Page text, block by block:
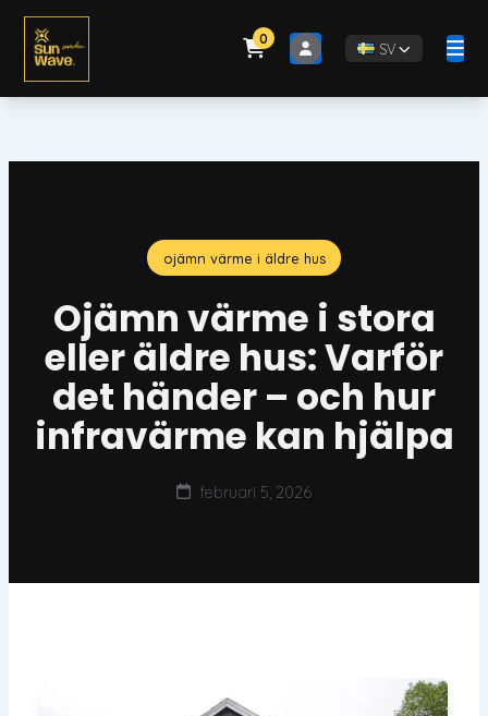
innehåll
0
SV
ojämn värme i äldre hus
Ojämn värme i stora
eller äldre hus: Varför
det händer – och hur
infravärme kan hjälpa
februari 5, 2026